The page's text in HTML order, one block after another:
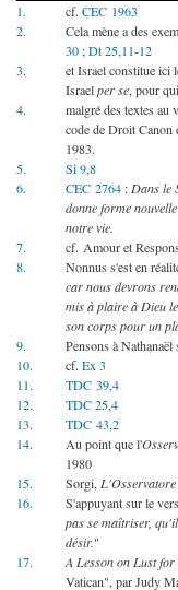
1. cf.CEC 1963
2.
Cela mène a des
30 ;Dt 25,11-12
3.
et Israel constitue ici
Israelper se, pour
4.
malgré des textes au
code de Droit Canon
1983.
5.
Si 9,8
6.
CEC 2764 : Dans le
donne forme
notre vie.
7.
cf. Amour et
8.
Nonnus s'est en
car nous devrons
mis à plaire à Dieu
son corps pour un
9.
Pensons à Nathanaël
10.
cf.Ex 3
11.
TDC 39,4
12.
TDC 25,4
13.
TDC 43,2
14.
Au point que l'
1980
15.
Sorgi, L'Osservatore
16.
S'appuyant sur le
pas se maîtriser,
désir."
17.
A Lesson on Lust for
Vatican", par Judy